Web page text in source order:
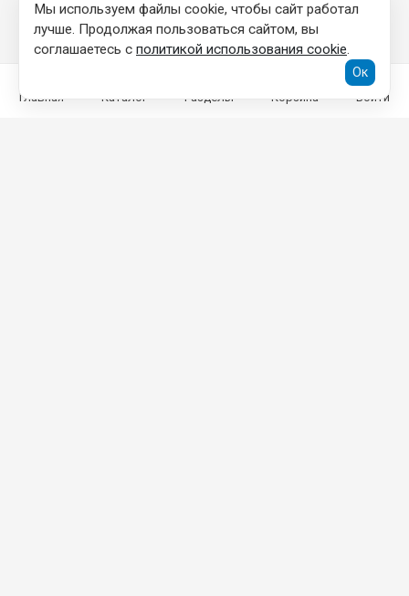
Главная Каталог Разделы Корзина Войти
Мы используем файлы cookie, чтобы сайт работал
лучше. Продолжая пользоваться сайтом, вы
соглашаетесь с политикой использования cookie.
Ок